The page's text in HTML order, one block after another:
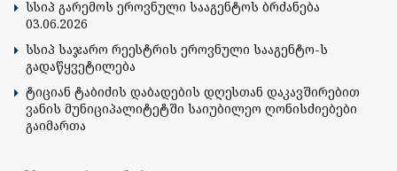
სსიპ გარემოს ეროვნული სააგენტოს ბრძანება
03.06.2026
სსიპ საჯარო რეესტრის ეროვნული სააგენტო-ს
გადაწყვეტილება
ტიციან ტაბიძის დაბადების დღესთან დაკავშირებით
ვანის მუნიციპალიტეტში საიუბილეო ღონისძიებები
გაიმართა